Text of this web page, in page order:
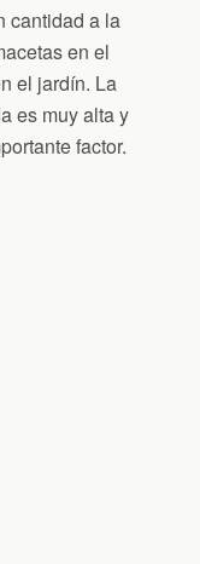
cantidad a la
en el
el jardín. La
es muy alta y
factor.